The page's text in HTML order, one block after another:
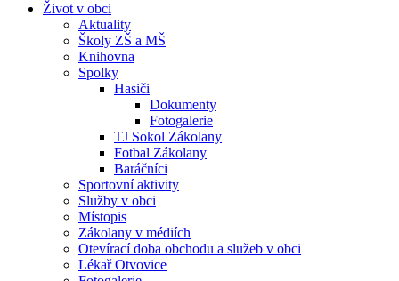
Život v obci
Aktuality
Školy ZŠ a MŠ
Knihovna
Spolky
Hasiči
Dokumenty
Fotogalerie
TJ Sokol Zákolany
Fotbal Zákolany
Baráčníci
Sportovní aktivity
Služby v obci
Místopis
Zákolany v médiích
Otevírací doba obchodu a služeb v obci
Lékař Otvovice